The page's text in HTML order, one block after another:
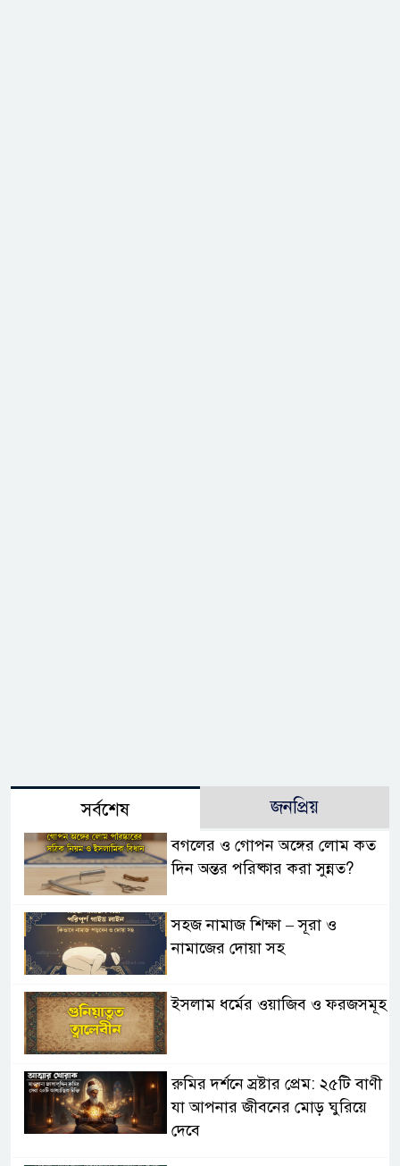
সর্বশেষ জনপ্রিয়
বগলের ও গোপন অঙ্গের লোম কত
দিন অন্তর পরিষ্কার করা সুন্নত?
সহজ নামাজ শিক্ষা – সূরা ও
নামাজের দোয়া সহ
ইসলাম ধর্মের ওয়াজিব ও ফরজসমূহ
রুমির দর্শনে স্রষ্টার প্রেম: ২৫টি বাণী
যা আপনার জীবনের মোড় ঘুরিয়ে
দেবে